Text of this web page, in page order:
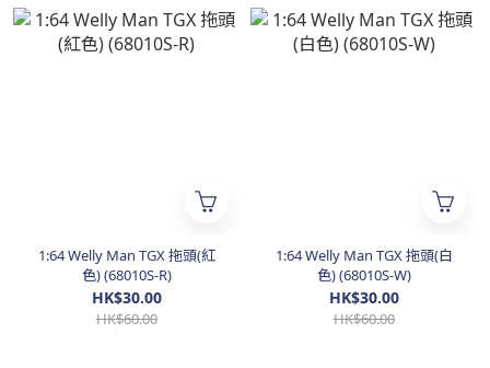
1:64 Welly Man TGX 拖頭(紅
色) (68010S-R)
HK$30.00
HK$60.00
1:64 Welly Man TGX 拖頭(白
色) (68010S-W)
HK$30.00
HK$60.00